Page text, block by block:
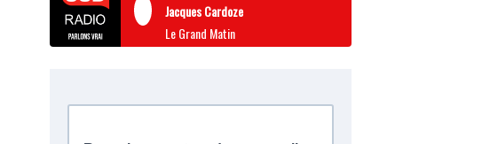
Jacques Cardoze
Le Grand Matin